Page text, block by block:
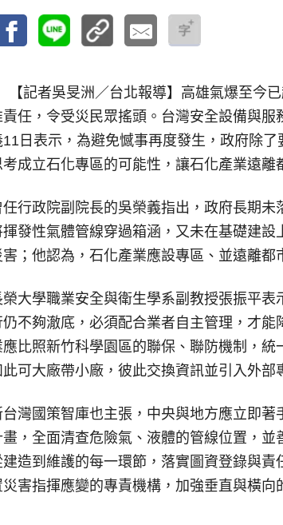
【記者吳旻洲／台北報導】 高雄氣爆至今
責任，令受災民眾搖頭。台灣安全設備與
11日表示，為避免憾事再度發生，政府除
考成立石化專區的可能性，讓石化產業遠離
任行政院副院長的吳榮義指出，政府長期
揮發性氣體管線穿過箱涵，又未在基礎建
害；他認為，石化產業應設專區、並遠離都
榮大學職業安全與衛生學系副教授張振平
仍不夠澈底，必須配合業者自主管理，才
應比照新竹科學園區的聯保、聯防機制，統
此可大廠帶小廠，彼此交換資訊並引入外部
台灣國策智庫也主張，中央與地方應立即
畫，全面清查危險氣、液體的管線位置，
建造到維護的每一環節，落實圖資登錄與
災害指揮應變的專責機構，加強垂直與橫